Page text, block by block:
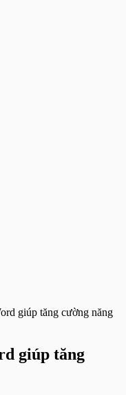
giúp tăng cường năng
giúp tăng